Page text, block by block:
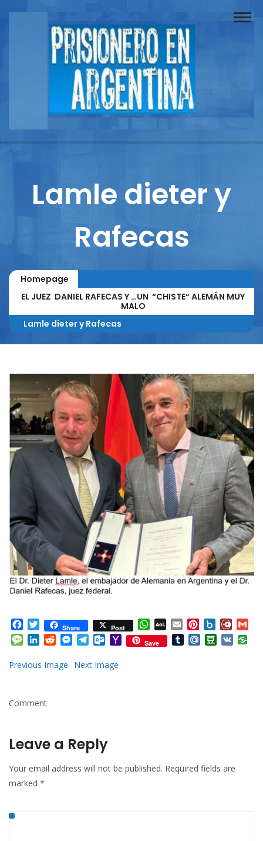
Buscador
Documentos
Reportajes
Lamle dieter y
Rafecas
Homepage
EL JUEZ DANIEL RAFECAS Y …UN “CHISTE“ ALEMÁN MUY
MALO
Lamle dieter y Rafecas
Facebook
TwitterShare Post WhatsApp
AOL
Mail
Email Pinterest
Box.net
Message
LinkedInRedditMessenger
TelegramOutlook.com
YahooSave TumblrMail.RuDouban
VK
Previous Image Next Image
Comment
Leave a Reply
Your email address will not be published. Required fields are
marked *